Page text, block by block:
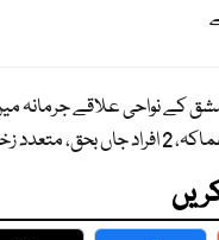
کے نواحی علاقے جرمانہ
جاں بحق، متعدد زخمی